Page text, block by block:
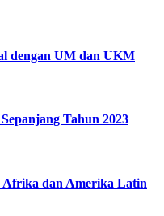
dengan UM dan UKM
Tahun 2023
dan Amerika Latin